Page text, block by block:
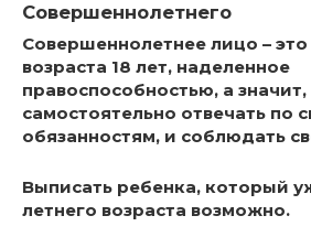
Совершеннолетнего
Совершеннолетнее лицо –
возраста 18 лет, наделенное
правоспособностью, а
самостоятельно отвечать по
обязанностям, и соблюдать
Выписать ребенка, который
летнего возраста возможно.